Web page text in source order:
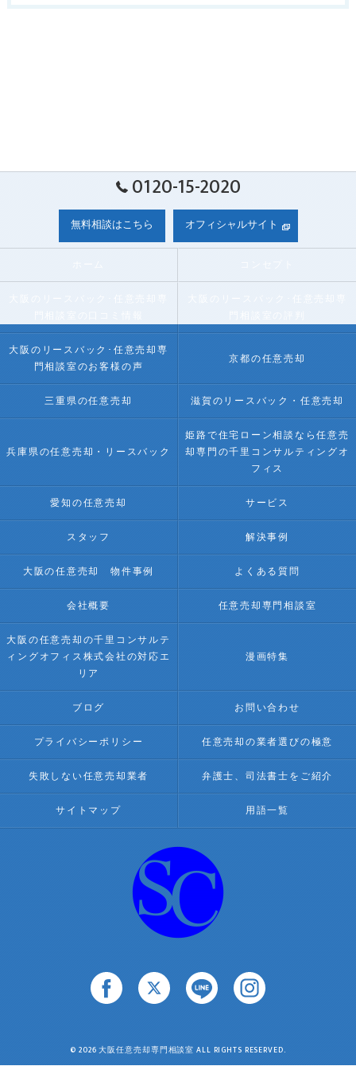
0120-15-2020
無料相談はこちら オフィシャルサイト
大阪のリースバック･任意売却専
門相談室のお客様の声
京都の任意売却
三重県の任意売却 滋賀のリースバック・任意売却
兵庫県の任意売却・リースバック
姫路で住宅ローン相談なら任意売
却専門の千里コンサルティングオ
フィス
愛知の任意売却 サービス
スタッフ 解決事例
大阪の任意売却 物件事例 よくある質問
会社概要 任意売却専門相談室
大阪の任意売却の千里コンサルテ
ィングオフィス株式会社の対応エ
リア
漫画特集
ブログ お問い合わせ
プライバシーポリシー 任意売却の業者選びの極意
失敗しない任意売却業者 弁護士、司法書士をご紹介
サイトマップ 用語一覧
© 2026 大阪任意売却専門相談室 ALL RIGHTS RESERVED.